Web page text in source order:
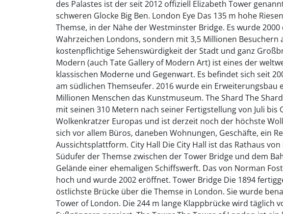
des Palastes ist der seit 2012 offiziell Elizabeth Tower
schweren Glocke Big Ben. London Eye Das 135 m hohe
Themse, in der Nähe der Westminster Bridge. Es wurde
Wahrzeichen Londons, sondern mit 3,5 Millionen Besuchern
kostenpflichtige Sehenswürdigkeit der Stadt und ganz
Modern (auch Tate Gallery of Modern Art) ist eines der
klassischen Moderne und Gegenwart. Es befindet sich seit
am südlichen Themseufer. 2016 wurde ein Erweiterungsbau
Millionen Menschen das Kunstmuseum. The Shard The
mit seinen 310 Metern nach seiner Fertigstellung von Juli bis
Wolkenkratzer Europas und ist derzeit noch der höchste
sich vor allem Büros, daneben Wohnungen, Geschäfte, ein
Aussichtsplattform. City Hall Die City Hall ist das Rathaus
Südufer der Themse zwischen der Tower Bridge und dem
Gelände einer ehemaligen Schiffswerft. Das von Norman
hoch und wurde 2002 eröffnet. Tower Bridge Die 1894
östlichste Brücke über die Themse in London. Sie wurde
Tower of London. Die 244 m lange Klappbrücke wird täglich